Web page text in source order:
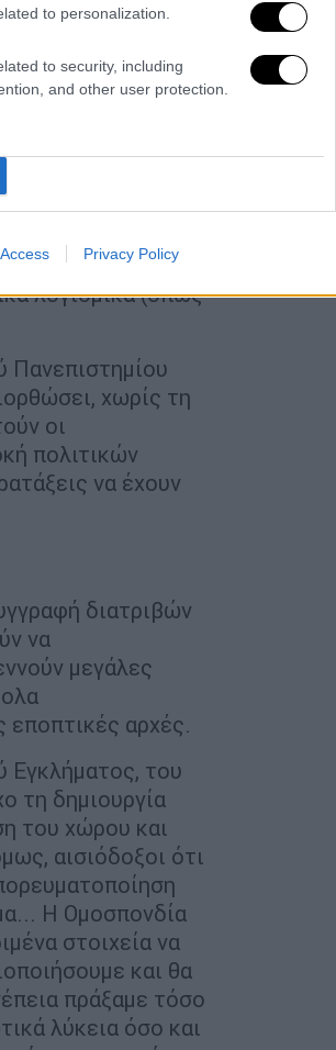
to personalization.
to security, including
and other user protection.
Privacy Policy
εταιρειών
φουντ»
τους
καθηγητών-
τη δυνατότητα
τη διατριβή του.
το ζήτημα. Είναι
δικαιοσύνη.
λογισμικά (όπως
Πανεπιστημίου
χωρίς τη
οι
πολιτικών
να έχουν
διατριβών
να
μεγάλες
εποπτικές αρχές.
Εγκλήματος, του
τη δημιουργία
του χώρου και
αισιόδοξοι ότι
Η Ομοσπονδία
στοιχεία να
και θα
πράξαμε τόσο
λύκεια όσο και